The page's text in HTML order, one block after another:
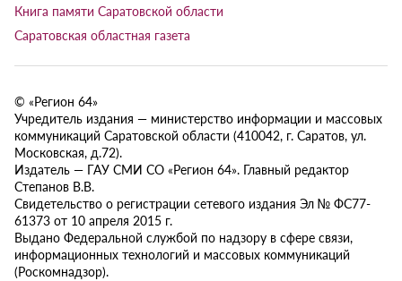
Книга памяти Саратовской области
Саратовская областная газета
© «Регион 64»
Учредитель издания — министерство информации и массовых
коммуникаций Саратовской области (410042, г. Саратов, ул.
Московская, д.72).
Издатель — ГАУ СМИ СО «Регион 64». Главный редактор
Степанов В.В.
Свидетельство о регистрации сетевого издания Эл № ФС77-
61373 от 10 апреля 2015 г.
Выдано Федеральной службой по надзору в сфере связи,
информационных технологий и массовых коммуникаций
(Роскомнадзор).